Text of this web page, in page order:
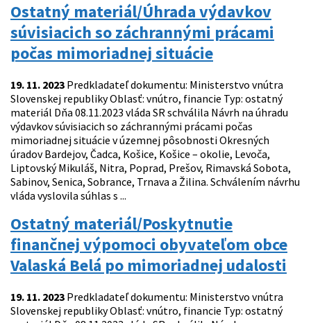
Ostatný materiál/Úhrada výdavkov
súvisiacich so záchrannými prácami
počas mimoriadnej situácie
19. 11. 2023 Predkladateľ dokumentu: Ministerstvo vnútra
Slovenskej republiky Oblasť: vnútro, financie Typ: ostatný
materiál Dňa 08.11.2023 vláda SR schválila Návrh na úhradu
výdavkov súvisiacich so záchrannými prácami počas
mimoriadnej situácie v územnej pôsobnosti Okresných
úradov Bardejov, Čadca, Košice, Košice – okolie, Levoča,
Liptovský Mikuláš, Nitra, Poprad, Prešov, Rimavská Sobota,
Sabinov, Senica, Sobrance, Trnava a Žilina. Schválením návrhu
vláda vyslovila súhlas s ...
Ostatný materiál/Poskytnutie
finančnej výpomoci obyvateľom obce
Valaská Belá po mimoriadnej udalosti
19. 11. 2023 Predkladateľ dokumentu: Ministerstvo vnútra
Slovenskej republiky Oblasť: vnútro, financie Typ: ostatný